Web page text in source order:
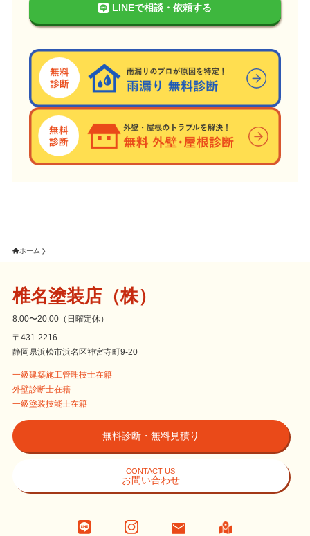
LINEで相談・依頼する
ホーム
椎名塗装店（株）
8:00〜20:00（日曜定休）
〒431-2216
静岡県浜松市浜名区神宮寺町9-20
一級建築施工管理技士在籍
外壁診断士在籍
一級塗装技能士在籍
無料診断・無料見積り
CONTACT US
お問い合わせ